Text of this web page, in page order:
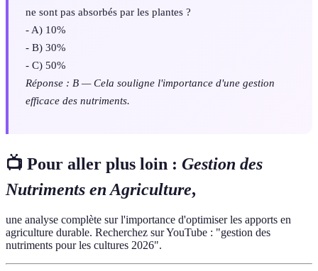
ne sont pas absorbés par les plantes ?
- A) 10%
- B) 30%
- C) 50%
Réponse : B — Cela souligne l'importance d'une gestion
efficace des nutriments.
📺 Pour aller plus loin : Gestion des
Nutriments en Agriculture,
une analyse complète sur l'importance d'optimiser les apports en
agriculture durable. Recherchez sur YouTube : "gestion des
nutriments pour les cultures 2026".